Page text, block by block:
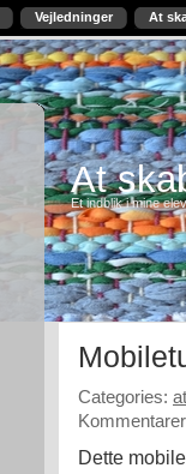
Vejledninger At
At
Et indblik i mine
Categories:
Dette